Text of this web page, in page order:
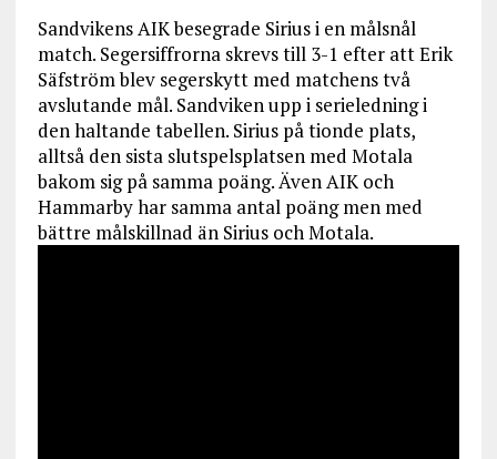
Sandvikens AIK besegrade Sirius i en målsnål
match. Segersiffrorna skrevs till 3-1 efter att Erik
Säfström blev segerskytt med matchens två
avslutande mål. Sandviken upp i serieledning i
den haltande tabellen. Sirius på tionde plats,
alltså den sista slutspelsplatsen med Motala
bakom sig på samma poäng. Även AIK och
Hammarby har samma antal poäng men med
bättre målskillnad än Sirius och Motala.